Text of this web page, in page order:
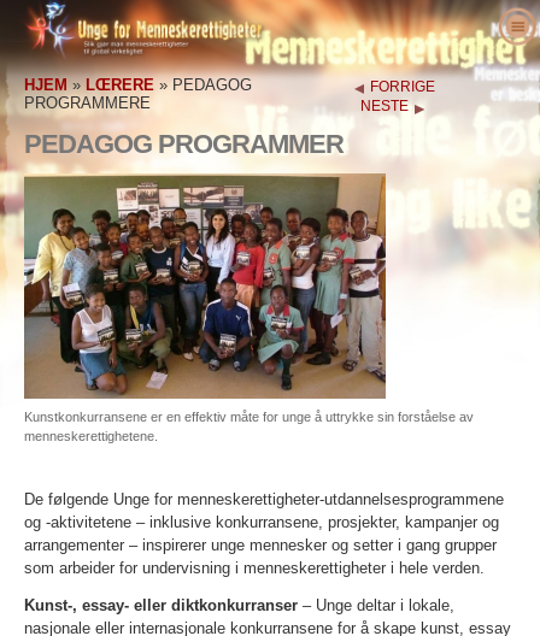
Om oss
Hva er Unge for menneskerettigheter?
Vårt formål
Historien om Unge for menneskerettigheter
Lederstab
Rådgivende komite
UFMRI’s samarbeidspartnere
Proklamasjoner & anerkjennelser
Støtteerklæringer
Hva er menneskerettigheter?
Menneskerettigheter definert
Bakgrunnen for menneskerettighetene
Verdenserklæringen om
Menneskerettigheter
Lœrere
Velkommen
Detaljer om undervisningspakken
Resultater fra lærere
Menneskerettighetspensum
Pedagog programmere
program implementering
Gjør noe med det
Engasjer deg
petisjon
Medlemskap & donasjon
Grupper
Konkurranser
Forkjempere for menneskerettigheter
Forkjempere for menneskerettigheter
Menneskerettighetsorganisasjoner
Menneskerettighetsovergrep
Nyheter
Ordre
Kontakt
HJEM» LŒRERE » PEDAGOG
PROGRAMMERE
FORRIGE
NESTE
PEDAGOG PROGRAMMER
Kunstkonkurransene er en effektiv måte for unge å uttrykke sin forståelse av
menneskerettighetene.
De følgende Unge for menneskerettigheter-utdannelsesprogrammene
og -aktivitetene – inklusive konkurransene, prosjekter, kampanjer og
arrangementer – inspirerer unge mennesker og setter i gang grupper
som arbeider for undervisning i menneskerettigheter i hele verden.
Kunst-, essay- eller diktkonkurranser – Unge deltar i lokale,
nasjonale eller internasjonale konkurransene for å skape kunst, essay